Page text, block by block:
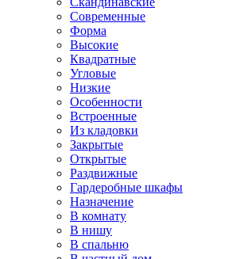
Современные
Форма
Высокие
Квадратные
Угловые
Низкие
Особенности
Встроенные
Из кладовки
Закрытые
Открытые
Раздвижные
Гардеробные шкафы
Назначение
В комнату
В нишу
В спальню